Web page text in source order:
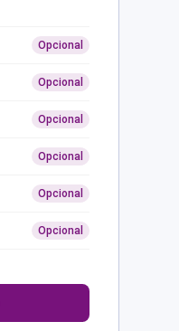
Opcional
Opcional
Opcional
Opcional
Opcional
Opcional